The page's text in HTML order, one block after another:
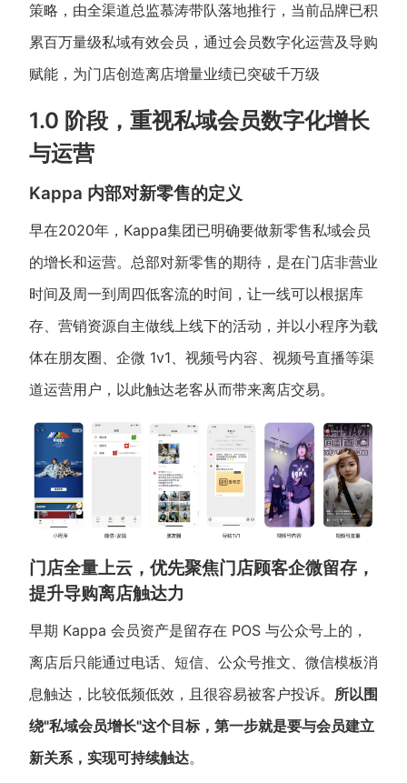
增长俱乐部
增长俱乐部 有赞商盟
合作共进
有赞云 数据通服务
策略，由全渠道总监慕涛带队落地推行，当前品牌已积
累百万量级私域有效会员，通过会员数字化运营及导购
赋能，为门店创造离店增量业绩已突破千万级
1.0 阶段，重视私域会员数字化增长
与运营
Kappa 内部对新零售的定义
早在2020年，Kappa集团已明确要做新零售私域会员
的增长和运营。总部对新零售的期待，是在门店非营业
时间及周一到周四低客流的时间，让一线可以根据库
存、营销资源自主做线上线下的活动，并以小程序为载
体在朋友圈、企微 1v1、视频号内容、视频号直播等渠
道运营用户，以此触达老客从而带来离店交易。
门店全量上云，优先聚焦门店顾客企微留存，
提升导购离店触达力
早期 Kappa 会员资产是留存在 POS 与公众号上的，
离店后只能通过电话、短信、公众号推文、微信模板消
息触达，比较低频低效，且很容易被客户投诉。 所以围
绕"私域会员增长"这个目标，第一步就是要与会员建立
新关系，实现可持续触达。